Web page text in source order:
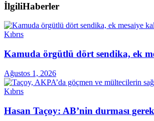
İlgiliHaberler
Kıbrıs
Kamuda örgütlü dört sendika, ek
Ağustos 1, 2026
Kıbrıs
Hasan Taçoy: AB’nin durması